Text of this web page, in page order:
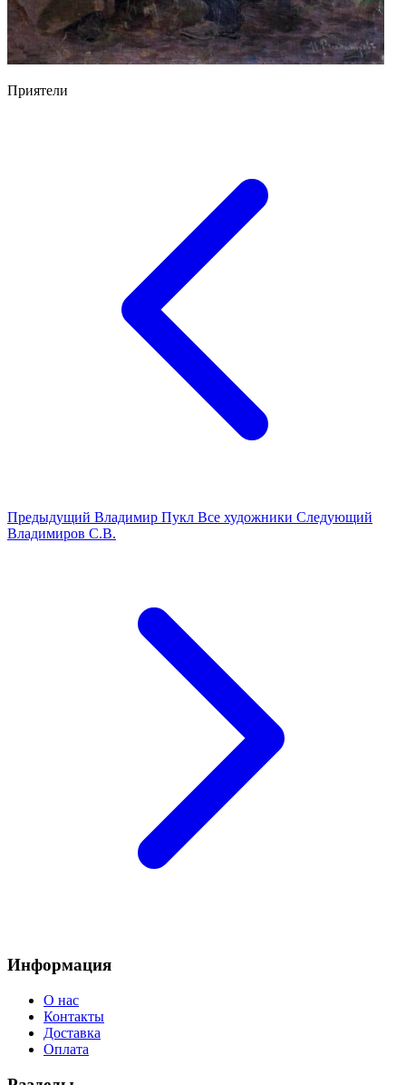
Приятели
Предыдущий Владимир Пукл Все художники Следующий
Владимиров С.В.
Информация
О нас
Контакты
Доставка
Оплата